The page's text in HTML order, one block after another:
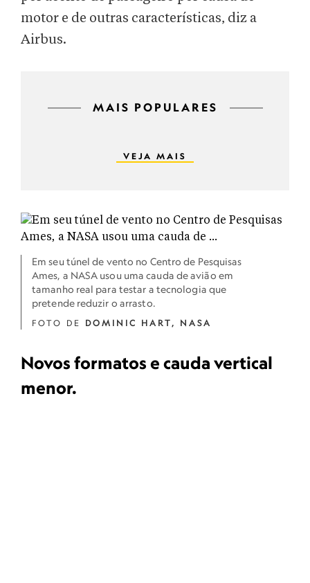
motor e de outras características, diz a
Airbus.
MAIS POPULARES
VEJA MAIS
Em seu túnel de vento no Centro de Pesquisas
Ames, a NASA usou uma cauda de avião em
tamanho real para testar a tecnologia que
pretende reduzir o arrasto.
FOTO DE DOMINIC HART, NASA
Novos formatos e cauda vertical
menor.